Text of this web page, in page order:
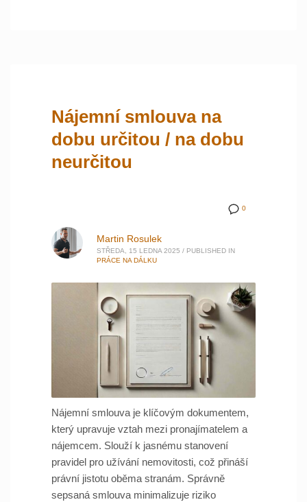
Nájemní smlouva na
dobu určitou / na dobu
neurčitou
0
Martin Rosulek
STŘEDA, 15 LEDNA 2025 / PUBLISHED IN
PRÁCE NA DÁLKU
Nájemní smlouva je klíčovým dokumentem,
který upravuje vztah mezi pronajímatelem a
nájemcem. Slouží k jasnému stanovení
pravidel pro užívání nemovitosti, což přináší
právní jistotu oběma stranám. Správně
sepsaná smlouva minimalizuje riziko